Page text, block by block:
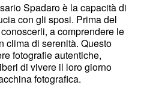
Spadaro è la capacità di
con gli sposi. Prima del
a comprendere le
clima di serenità. Questo
fotografie autentiche,
di vivere il loro giorno
fotografica.